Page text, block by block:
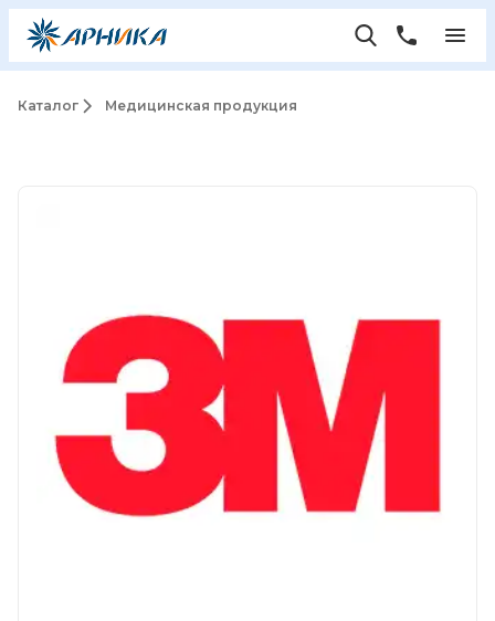
Каталог Медицинская продукция